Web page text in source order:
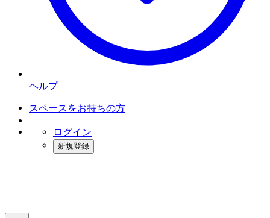
ヘルプ
スペースをお持ちの方
ログイン
新規登録